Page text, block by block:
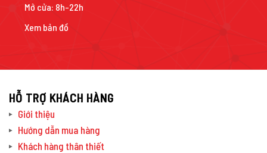
Mở cửa: 8h-22h
Xem bản đồ
HỖ TRỢ KHÁCH HÀNG
Giới thiệu
Hướng dẫn mua hàng
Khách hàng thân thiết